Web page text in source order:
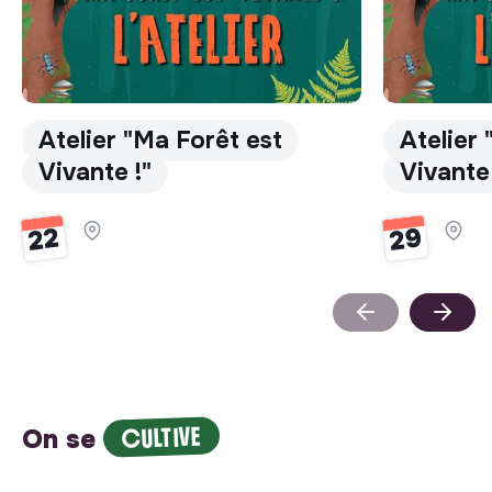
Atelier "Ma Forêt est
Vivante !"
22
Atelier
29
On se CULTIVE